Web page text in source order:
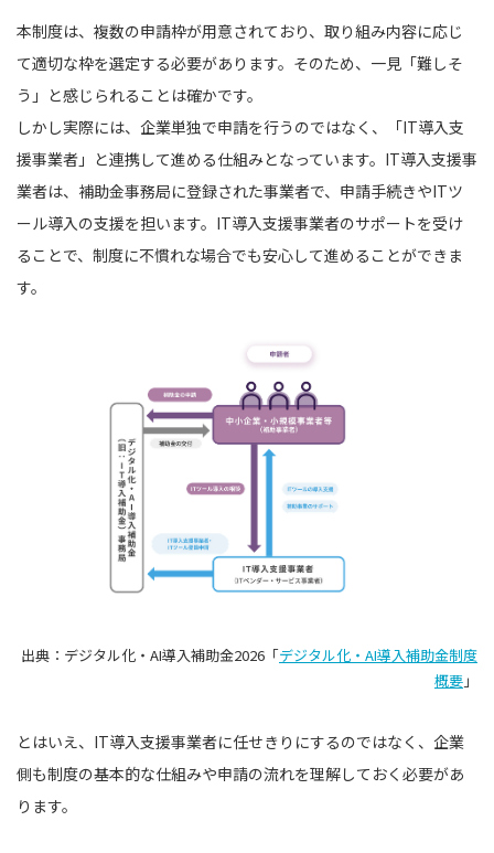
本制度は、複数の申請枠が用意されており、取り組み内容に応じ
て適切な枠を選定する必要があります。そのため、一見「難しそ
う」と感じられることは確かです。
しかし実際には、企業単独で申請を行うのではなく、「IT導入支
援事業者」と連携して進める仕組みとなっています。IT導入支援事
業者は、補助金事務局に登録された事業者で、申請手続きやITツ
ール導入の支援を担います。IT導入支援事業者のサポートを受け
ることで、制度に不慣れな場合でも安心して進めることができま
す。
出典：デジタル化・AI導入補助金2026「デジタル化・AI導入補助金制度
概要 」
とはいえ、IT導入支援事業者に任せきりにするのではなく、企業
側も制度の基本的な仕組みや申請の流れを理解しておく必要があ
ります。